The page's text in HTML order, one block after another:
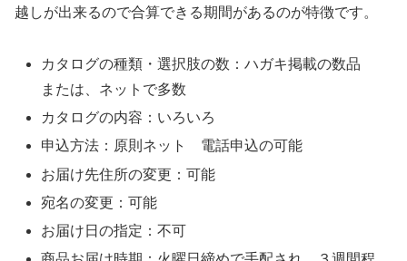
越しが出来るので合算できる期間があるのが特徴です。
カタログの種類・選択肢の数：ハガキ掲載の数品
または、ネットで多数
カタログの内容：いろいろ
申込方法：原則ネット 電話申込の可能
お届け先住所の変更：可能
宛名の変更：可能
お届け日の指定：不可